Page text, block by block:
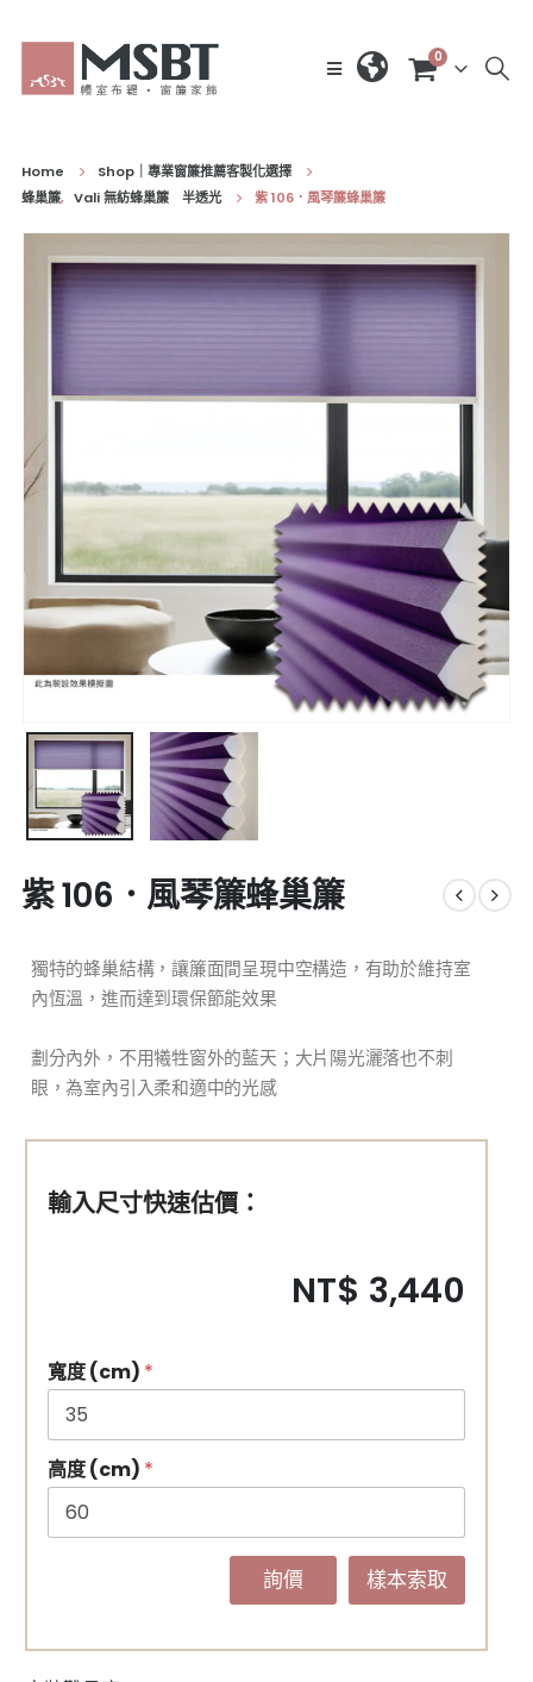
0
Home
Shop｜專業窗簾推薦客製化選擇
蜂巢簾, Vali 無紡蜂巢簾 半透光 紫 106．風琴簾蜂巢簾
紫 106．風琴簾蜂巢簾
獨特的蜂巢結構，讓簾面間呈現中空構造，有助於維持室
內恆溫，進而達到環保節能效果
劃分內外，不用犧牲窗外的藍天；大片陽光灑落也不刺
眼，為室內引入柔和適中的光感
輸入尺寸快速估價：
NT$ 3,440
寬度 (cm) *
高度 (cm) *
詢價 樣本索取